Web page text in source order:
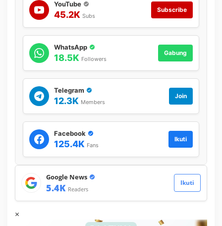
YouTube
45.2K Subs
Subscribe
WhatsApp
18.5K Followers
Gabung
Telegram
12.3K Members
Join
Facebook
125.4K Fans
Ikuti
Google News
5.4K Readers
Ikuti
×